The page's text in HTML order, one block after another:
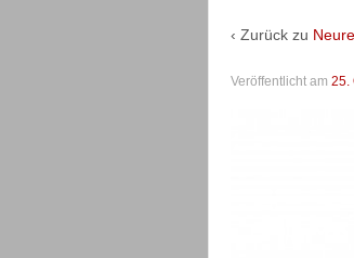
‹ Zurück zu
Veröffentlicht am 25.